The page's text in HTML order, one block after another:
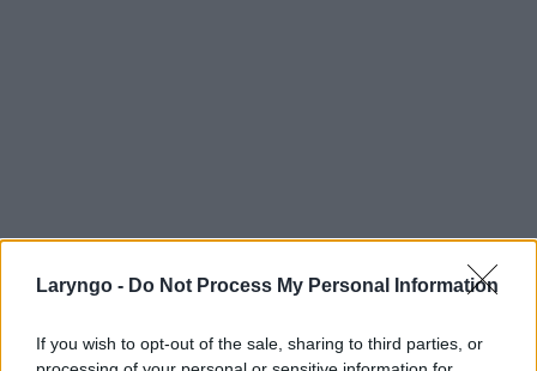
Laryngo - Do Not Process My Personal Information
If you wish to opt-out of the sale, sharing to third parties, or